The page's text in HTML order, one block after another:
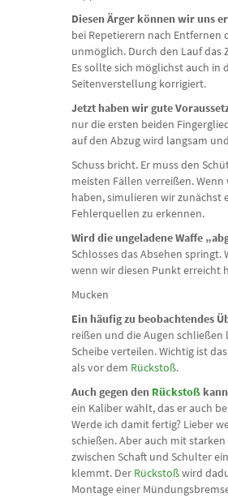
Diesen Ärger können wir uns
bei Repetierern nach
unmöglich. Durch den Lauf
Es sollte sich möglichst auch in
Seitenverstellung korrigiert.
Jetzt haben wir gute
nur die ersten beiden
auf den Abzug wird langsam
Schuss bricht. Er muss den
meisten Fällen verreißen.
haben, simulieren wir zunächst
Fehlerquellen zu erkennen.
Wird die ungeladene Waffe
Schlosses das Absehen
wenn wir diesen Punkt erreicht
Mucken
Ein häufig zu beobachtendes
reißen und die Augen schließen
Scheibe verteilen. Wichtig ist
als vor dem Rückstoß.
Auch gegen den Rückstoß
ein Kaliber wählt, das er auch
Werde ich damit fertig? Lieber
schießen. Aber auch mit
zwischen Schaft und Schulter
klemmt. Der Rückstoßwird
Montage einer